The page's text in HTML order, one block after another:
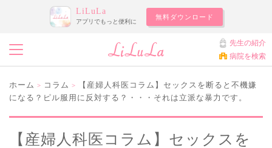
LiLuLa
アプリでもっと便利に
無料ダウンロード
先生の紹介
病院を検索
ホーム > コラム >
【産婦人科医コラム】セックスを断ると不機嫌
になる？ピル服用に反対する？・・・それは立派な暴力です。
【産婦人科医コラム】セックスを